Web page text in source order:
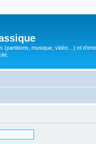
(partitions, musique, vidéo…) et